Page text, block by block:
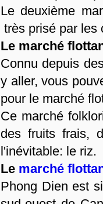
Le deuxième
très prisé par les
Le marché
Connu depuis
y aller, vous
pour le marché
Ce marché
des fruits frais,
l'inévitable: le riz.
Le marché
Phong Dien est